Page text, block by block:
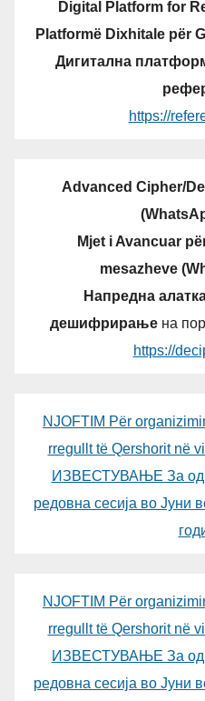
Digital Platform for
Platformë Dixhitale për
Дигитална
https://
Advanced Cipher/
Mjet i Avancuar
mesazheve
Напредна
дешифрирањена
https://
NJOFTIM Për
rregullt të Qershorit në
ИЗВЕСТУВАЊЕ За
редовна сесија во Јуни
NJOFTIM Për
rregullt të Qershorit në
ИЗВЕСТУВАЊЕ За
редовна сесија во Јуни